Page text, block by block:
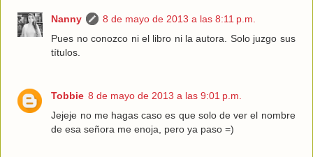
Nanny
8 de mayo de 2013 a las 8:11 p.m.
Pues no conozco ni el libro ni la autora. Solo juzgo sus
títulos.
Tobbie 8 de mayo de 2013 a las 9:01 p.m.
Jejeje no me hagas caso es que solo de ver el nombre
de esa señora me enoja, pero ya paso =)